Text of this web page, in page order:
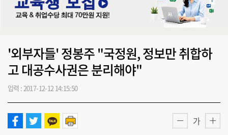
'외부자들' 정봉주 "국정원, 정보만 취합하
고 대공수사권은 분리해야"
입력 : 2017-12-12 14:15:50
가